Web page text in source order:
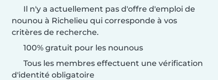
Il n'y a actuellement pas d'offre d'emploi de
nounou à Richelieu qui corresponde à vos
critères de recherche.
100% gratuit pour les nounous
Tous les membres effectuent une vérification
d'identité obligatoire